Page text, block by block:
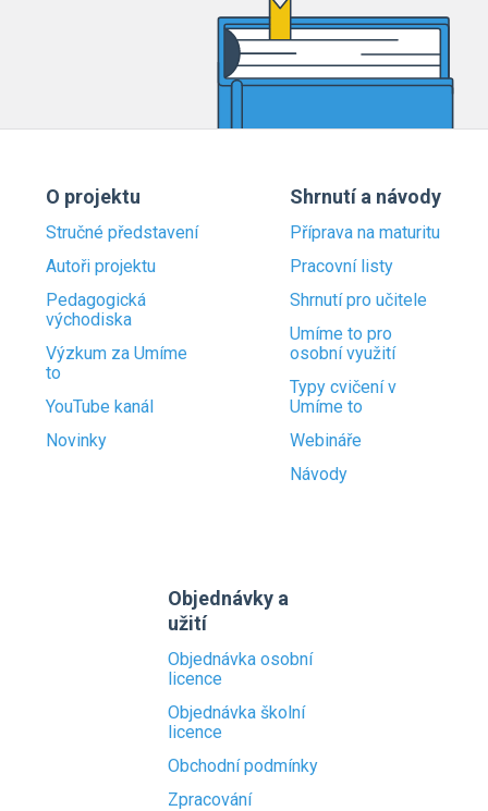
O projektu
Stručné představení
Autoři projektu
Pedagogická
východiska
Výzkum za Umíme
to
YouTube kanál
Novinky
Shrnutí a návody
Příprava na maturitu
Pracovní listy
Shrnutí pro učitele
Umíme to pro
osobní využití
Typy cvičení v
Umíme to
Webináře
Návody
Objednávky a
užití
Objednávka osobní
licence
Objednávka školní
licence
Obchodní podmínky
Zpracování